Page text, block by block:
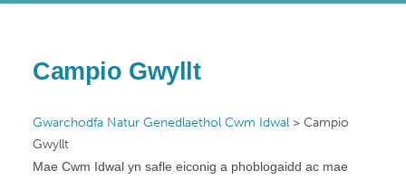
Campio Gwyllt
Gwarchodfa Natur Genedlaethol Cwm Idwal > Campio
Gwyllt
Mae Cwm Idwal yn safle eiconig a phoblogaidd ac mae